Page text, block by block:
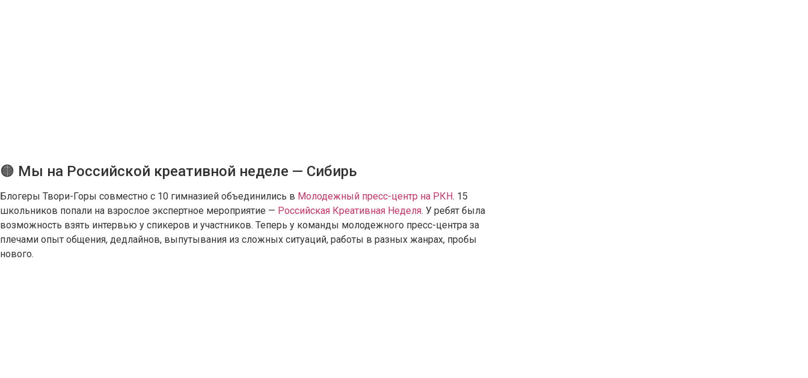
🟠 Мы на Российской креативной неделе — Сибирь
Блогеры Твори-Горы совместно с 10 гимназией объединились в Молодежный пресс-центр на РКН. 15
школьников попали на взрослое экспертное мероприятие — Российская Креативная Неделя. У ребят была
возможность взять интервью у спикеров и участников. Теперь у команды молодежного пресс-центра за
плечами опыт общения, дедлайнов, выпутывания из сложных ситуаций, работы в разных жанрах, пробы
нового.